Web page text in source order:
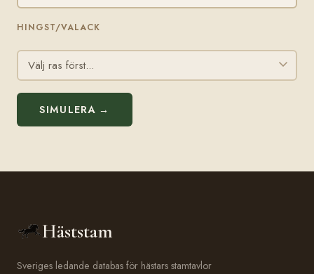
HINGST/VALACK
SIMULERA →
Häststam
Sveriges ledande databas för hästars stamtavlor